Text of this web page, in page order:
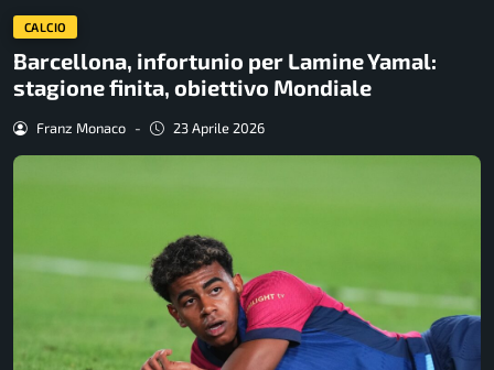
CALCIO
Barcellona, infortunio per Lamine Yamal:
stagione finita, obiettivo Mondiale
Franz Monaco - 23 Aprile 2026